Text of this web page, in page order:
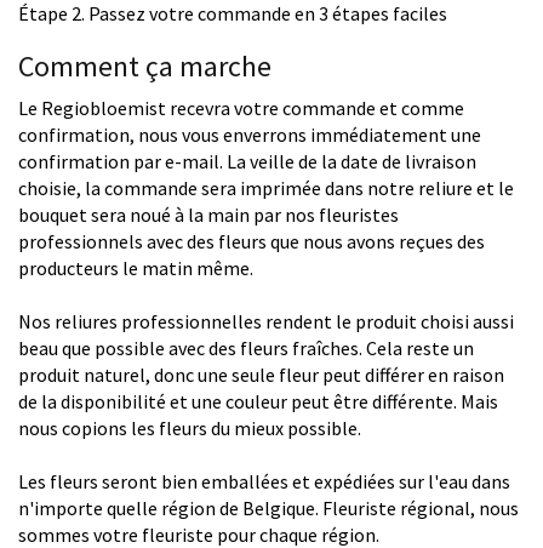
Étape 2. Passez votre commande en 3 étapes faciles
Comment ça marche
Le Regiobloemist recevra votre commande et comme
confirmation, nous vous enverrons immédiatement une
confirmation par e-mail. La veille de la date de livraison
choisie, la commande sera imprimée dans notre reliure et le
bouquet sera noué à la main par nos fleuristes
professionnels avec des fleurs que nous avons reçues des
producteurs le matin même.
Nos reliures professionnelles rendent le produit choisi aussi
beau que possible avec des fleurs fraîches. Cela reste un
produit naturel, donc une seule fleur peut différer en raison
de la disponibilité et une couleur peut être différente. Mais
nous copions les fleurs du mieux possible.
Les fleurs seront bien emballées et expédiées sur l'eau dans
n'importe quelle région de Belgique. Fleuriste régional, nous
sommes votre fleuriste pour chaque région.